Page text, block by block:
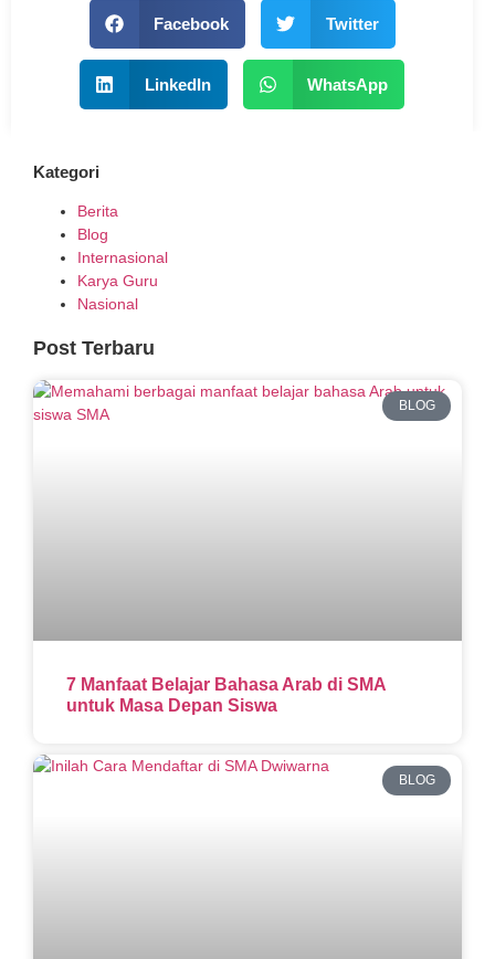
Facebook Twitter
LinkedIn WhatsApp
Kategori
Berita
Blog
Internasional
Karya Guru
Nasional
Post Terbaru
BLOG
7 Manfaat Belajar Bahasa Arab di SMA
untuk Masa Depan Siswa
BLOG